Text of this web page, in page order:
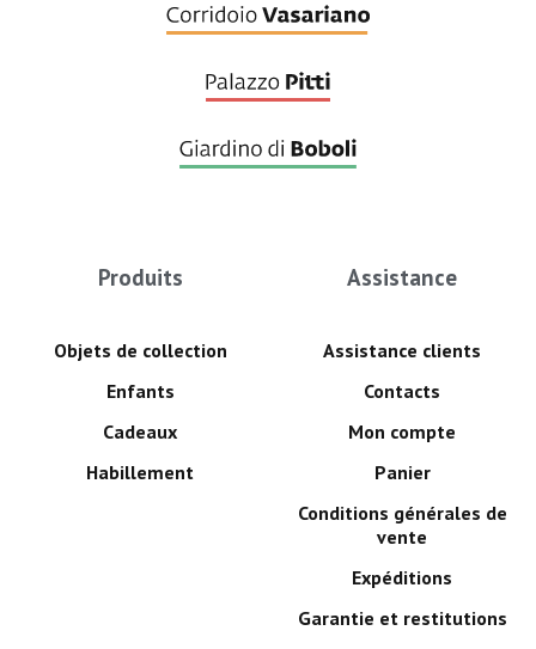
Produits
Objets de collection
Enfants
Cadeaux
Habillement
Assistance
Assistance clients
Contacts
Mon compte
Panier
Conditions générales de
vente
Expéditions
Garantie et restitutions